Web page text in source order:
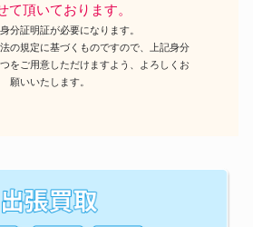
て頂いております。
分証明証が必要になります。
の規定に基づくものですので、上記身分
をご用意しただけますよう、よろしくお
願いいたします。